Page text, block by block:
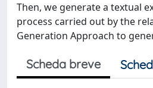
Then, we generate a textual
process carried out by the
Generation Approach to
Scheda breve